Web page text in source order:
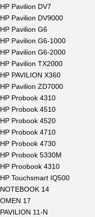
HP Pavilion DV7
HP Pavilion DV9000
HP Pavilion G6
HP Pavilion G6-1000
HP Pavilion G6-2000
HP Pavilion TX2000
HP PAVILION X360
HP Pavilion ZD7000
HP Probook 4310
HP Probook 4510
HP Probook 4520
HP Probook 4710
HP Probook 4730
HP Probook 5330M
HP Proobook 4310
HP Touchsmart IQ500
NOTEBOOK 14
OMEN 17
PAVILION 11-N